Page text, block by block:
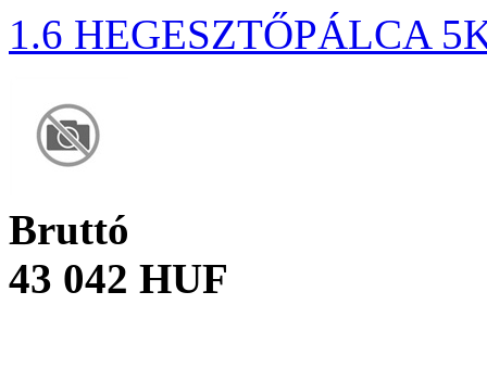
1.6 HEGESZTŐPÁLCA
Bruttó
43 042 HUF